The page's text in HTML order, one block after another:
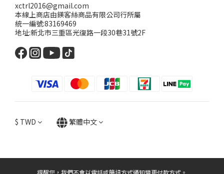
xctrl2016@gmail.com
本線上商店由鎂客絲商品有限公司行所屬
統一編號:83169469
地址:新北市三重區光復路一段30巷31號2F
$ TWD 繁體中文